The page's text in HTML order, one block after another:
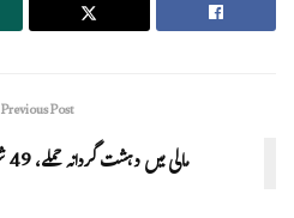
Previous Post
مالی میں دہشت گردانہ حملے، 49 شہری اور 15 فوجی کی ہلاک